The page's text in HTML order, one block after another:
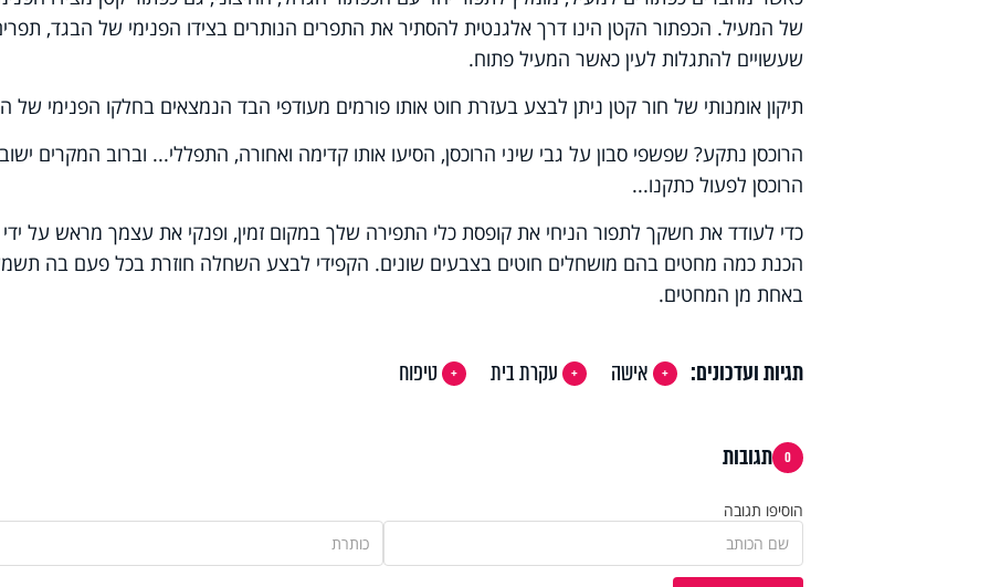
של המעיל. הכפתור הקטן הינו דרך אלגנטית להסתיר את התפרים הנותרים בצידו הפנימי של הבגד,
שעשויים להתגלות לעין כאשר המעיל פתוח.
תיקון אומנותי של חור קטן ניתן לבצע בעזרת חוט אותו פורמים מעודפי הבד הנמצאים בחלקו הפנימי של
הרוכסן נתקע? שפשפי סבון על גבי שיני הרוכסן, הסיעו אותו קדימה ואחורה, התפללי... וברוב המקרים ישוב
הרוכסן לפעול כתקנו...
כדי לעודד את חשקך לתפור הניחי את קופסת כלי התפירה שלך במקום זמין, ופנקי את עצמך מראש על ידי
הכנת כמה מחטים בהם מושחלים חוטים בצבעים שונים. הקפידי לבצע השחלה חוזרת בכל פעם בה
באחת מן המחטים.
תגיות ועדכונים: אישה עקרת בית טיפוח
0 תגובות
הוסיפו תגובה